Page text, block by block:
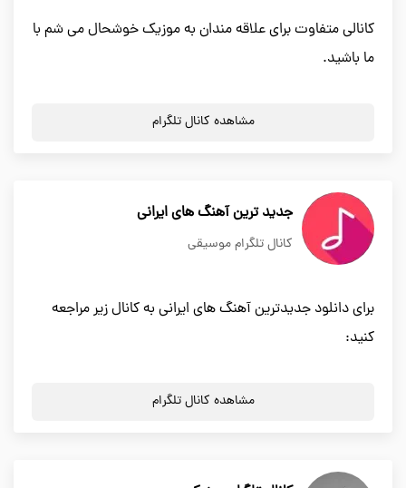
کانالی متفاوت برای علاقه مندان به موزیک خوشحال می شم با
ما باشید.
مشاهده کانال تلگرام
جدید ترین آهنگ های ایرانی
کانال تلگرام موسیقی
برای دانلود جدیدترین آهنگ های ایرانی به کانال زیر مراجعه
کنید:
مشاهده کانال تلگرام